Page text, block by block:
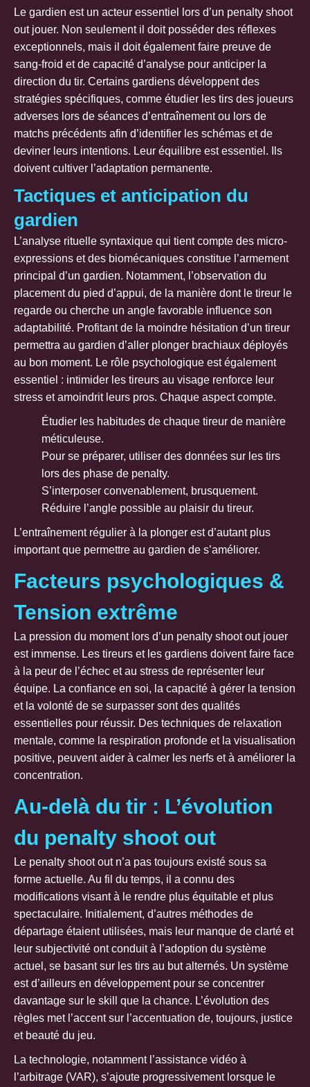
Le gardien est un acteur essentiel lors d’un penalty shoot
out jouer. Non seulement il doit posséder des réflexes
exceptionnels, mais il doit également faire preuve de
sang-froid et de capacité d’analyse pour anticiper la
direction du tir. Certains gardiens développent des
stratégies spécifiques, comme étudier les tirs des joueurs
adverses lors de séances d’entraînement ou lors de
matchs précédents afin d’identifier les schémas et de
deviner leurs intentions. Leur équilibre est essentiel. Ils
doivent cultiver l’adaptation permanente.
Tactiques et anticipation du
gardien
L’analyse rituelle syntaxique qui tient compte des micro-
expressions et des biomécaniques constitue l’armement
principal d’un gardien. Notamment, l’observation du
placement du pied d’appui, de la manière dont le tireur le
regarde ou cherche un angle favorable influence son
adaptabilité. Profitant de la moindre hésitation d’un tireur
permettra au gardien d’aller plonger brachiaux déployés
au bon moment. Le rôle psychologique est également
essentiel : intimider les tireurs au visage renforce leur
stress et amoindrit leurs pros. Chaque aspect compte.
Étudier les habitudes de chaque tireur de manière
méticuleuse.
Pour se préparer, utiliser des données sur les tirs
lors des phase de penalty.
S’interposer convenablement, brusquement.
Réduire l’angle possible au plaisir du tireur.
L’entraînement régulier à la plonger est d’autant plus
important que permettre au gardien de s’améliorer.
Facteurs psychologiques &
Tension extrême
La pression du moment lors d’un penalty shoot out jouer
est immense. Les tireurs et les gardiens doivent faire face
à la peur de l’échec et au stress de représenter leur
équipe. La confiance en soi, la capacité à gérer la tension
et la volonté de se surpasser sont des qualités
essentielles pour réussir. Des techniques de relaxation
mentale, comme la respiration profonde et la visualisation
positive, peuvent aider à calmer les nerfs et à améliorer la
concentration.
Au-delà du tir : L’évolution
du penalty shoot out
Le penalty shoot out n’a pas toujours existé sous sa
forme actuelle. Au fil du temps, il a connu des
modifications visant à le rendre plus équitable et plus
spectaculaire. Initialement, d’autres méthodes de
départage étaient utilisées, mais leur manque de clarté et
leur subjectivité ont conduit à l’adoption du système
actuel, se basant sur les tirs au but alternés. Un système
est d’ailleurs en développement pour se concentrer
davantage sur le skill que la chance. L’évolution des
règles met l’accent sur l’accentuation de, toujours, justice
et beauté du jeu.
La technologie, notamment l’assistance vidéo à
l’arbitrage (VAR), s’ajoute progressivement lorsque le